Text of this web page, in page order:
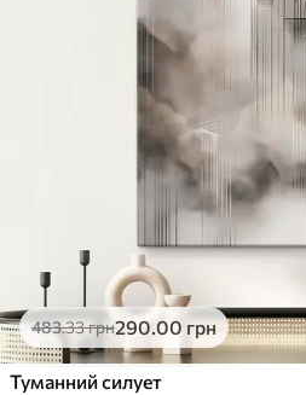
483.33грн290.00 грн
Туманний силует